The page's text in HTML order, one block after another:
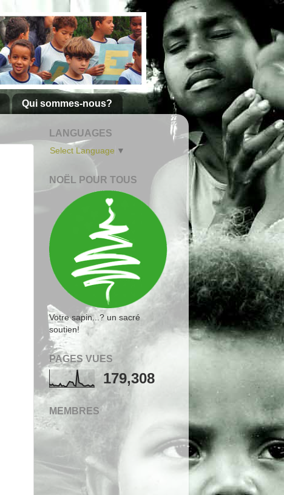
Qui sommes-nous?
LANGUAGES
Select Language ▼
NOËL POUR TOUS
Votre sapin...? un sacré
soutien!
PAGES VUES
179,308
MEMBRES